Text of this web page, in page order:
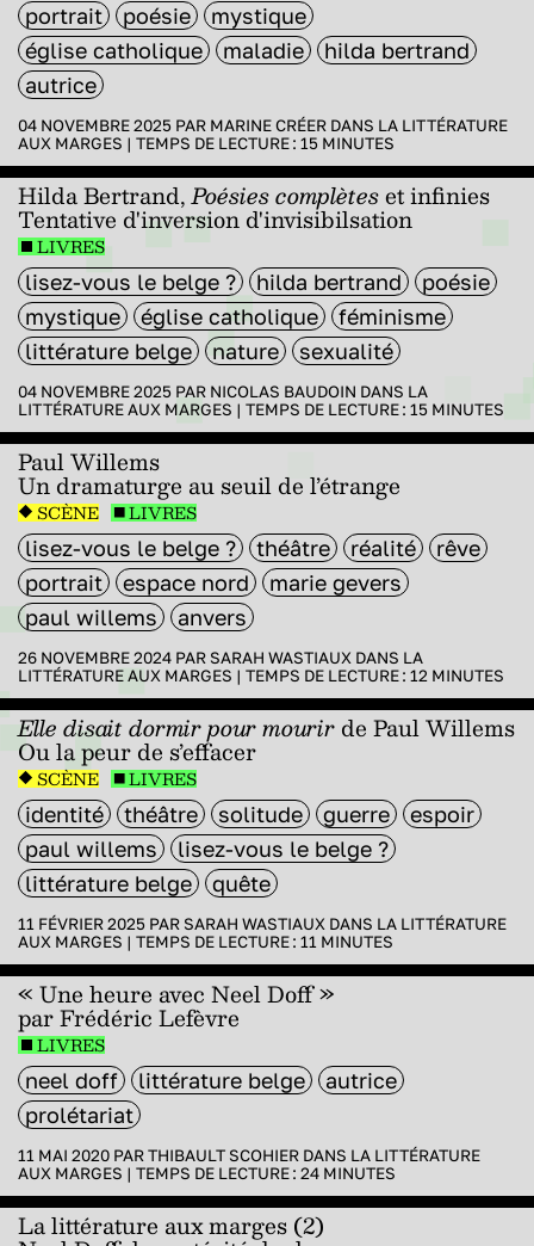
portrait
poésie
mystique
église catholique
maladie
hilda bertrand
autrice
04 NOVEMBRE 2025 PAR MARINE CRÉER DANS LA LITTÉRATURE
AUX MARGES | TEMPS DE LECTURE : 15 MINUTES
Hilda Bertrand,Poésies complèteset infinies
Tentative d'inversion d'invisibilsation
LIVRES
lisez-vous le belge ? hilda bertrand
poésie
mystique
église catholique
féminisme
littérature belge
nature sexualité
04 NOVEMBRE 2025 PAR NICOLAS BAUDOIN DANS LA
LITTÉRATURE AUX MARGES | TEMPS DE LECTURE : 15 MINUTES
Paul Willems
Un dramaturge au seuil de l’étrange
SCÈNE LIVRES
lisez-vous le belge ? théâtre réalité
rêve
portrait
espace nord
marie gevers
paul willems
anvers
26 NOVEMBRE 2024 PAR SARAH WASTIAUX DANS LA
LITTÉRATURE AUX MARGES | TEMPS DE LECTURE : 12 MINUTES
Elle disait dormir pour mourirde Paul Willems
Ou la peur de s’effacer
SCÈNE LIVRES
identité théâtre solitude guerre
espoir
paul willems
lisez-vous le belge ?
littérature belge
quête
11 FÉVRIER 2025 PAR SARAH WASTIAUX DANS LA LITTÉRATURE
AUX MARGES | TEMPS DE LECTURE : 11 MINUTES
« Une heure avec Neel Doff »
par Frédéric Lefèvre
LIVRES
neel doff littérature belge
autrice
prolétariat
11 MAI 2020 PARTHIBAULT SCOHIER DANS LA LITTÉRATURE
AUX MARGES | TEMPS DE LECTURE : 24 MINUTES
La littérature aux marges (2)